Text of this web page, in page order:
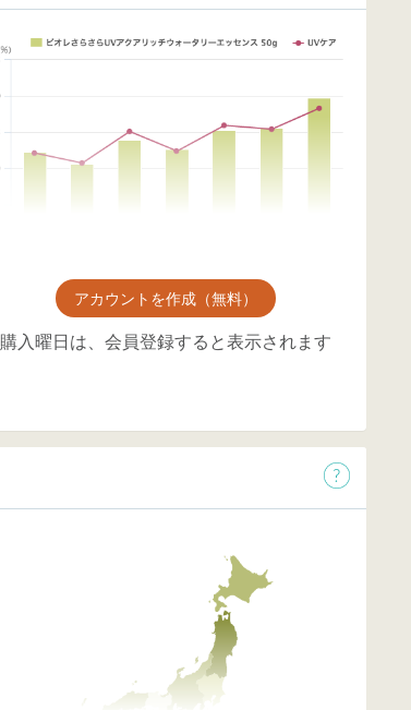
アカウントを作成（無料）
購入曜日は、会員登録すると表示されます